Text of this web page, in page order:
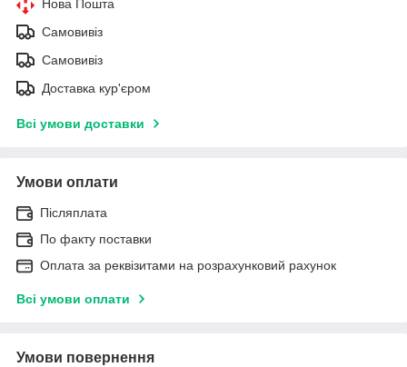
Нова Пошта
Самовивіз
Самовивіз
Доставка кур'єром
Всі умови доставки
Умови оплати
Післяплата
По факту поставки
Оплата за реквізитами на розрахунковий рахунок
Всі умови оплати
Умови повернення